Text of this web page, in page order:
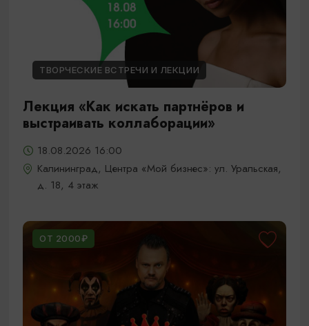
ТВОРЧЕСКИЕ ВСТРЕЧИ И ЛЕКЦИИ
Лекция «Как искать партнёров и
выстраивать коллаборации»
18.08.2026 16:00
Калининград, Центра «Мой бизнес»: ул. Уральская,
д. 18, 4 этаж
ОТ 2000₽